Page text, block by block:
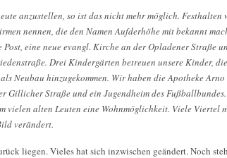
anzustellen, so ist das nicht mehr möglich.
nennen, die den Namen Aufderhöhe mit bekannt
eine neue evangl. Kirche an der Opladener Straße
Drei Kindergärten betreuen unsere Kinder,
Neubau hinzugekommen. Wir haben die Apotheke
Gillicher Straße und ein Jugendheim des
alten Leuten eine Wohnmöglichkeit. Viele Viertel
verändert.
liegen. Vieles hat sich inzwischen geändert. Noch